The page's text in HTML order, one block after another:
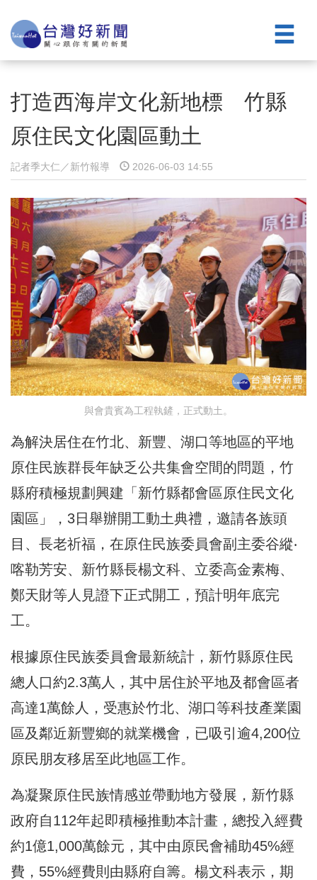
打造西海岸文化新地標 竹縣
原住民文化園區動土
記者季大仁／新竹報導 2026-06-03 14:55
與會貴賓為工程執鏟，正式動土。
為解決居住在竹北、新豐、湖口等地區的平地
原住民族群長年缺乏公共集會空間的問題，竹
縣府積極規劃興建「新竹縣都會區原住民文化
園區」，3日舉辦開工動土典禮，邀請各族頭
目、長老祈福，在原住民族委員會副主委谷縱‧
喀勒芳安、新竹縣長楊文科、立委高金素梅、
鄭天財等人見證下正式開工，預計明年底完
工。
根據原住民族委員會最新統計，新竹縣原住民
總人口約2.3萬人，其中居住於平地及都會區者
高達1萬餘人，受惠於竹北、湖口等科技產業園
區及鄰近新豐鄉的就業機會，已吸引逾4,200位
原民朋友移居至此地區工作。
為凝聚原住民族情感並帶動地方發展，新竹縣
政府自112年起即積極推動本計畫，總投入經費
約1億1,000萬餘元，其中由原民會補助45%經
費，55%經費則由縣府自籌。楊文科表示，期